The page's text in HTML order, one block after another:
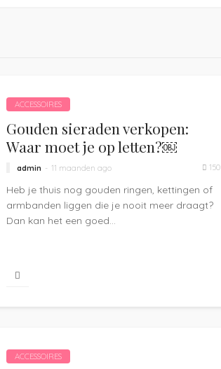
ACCESSOIRES
Gouden sieraden verkopen:
Waar moet je op letten?￼
admin 11 maanden ago 150
Heb je thuis nog gouden ringen, kettingen of
armbanden liggen die je nooit meer draagt?
Dan kan het een goed...
ACCESSOIRES